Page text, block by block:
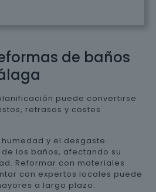
de baños
puede convertirse
retrasos y costes
humedad y el desgaste
los baños, afectando su
Reformar con materiales
con expertos locales puede
a largo plazo.